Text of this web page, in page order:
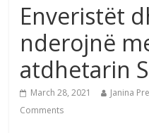
Enveristët
nderojnë
atdhetarin
March 28, 2021 Janina
Comments